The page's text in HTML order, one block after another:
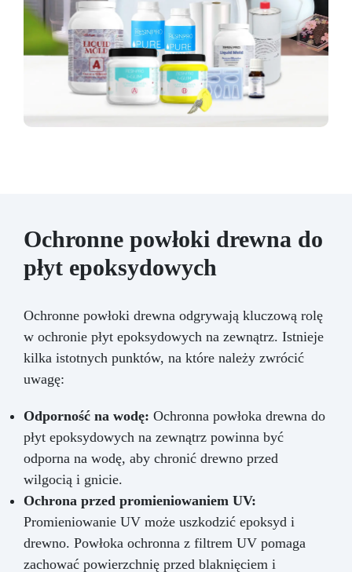
Ochronne powłoki drewna do
płyt epoksydowych
Ochronne powłoki drewna odgrywają kluczową rolę
w ochronie płyt epoksydowych na zewnątrz. Istnieje
kilka istotnych punktów, na które należy zwrócić
uwagę:
Odporność na wodę: Ochronna powłoka drewna do
płyt epoksydowych na zewnątrz powinna być
odporna na wodę, aby chronić drewno przed
wilgocią i gnicie.
Ochrona przed promieniowaniem UV:
Promieniowanie UV może uszkodzić epoksyd i
drewno. Powłoka ochronna z filtrem UV pomaga
zachować powierzchnię przed blaknięciem i